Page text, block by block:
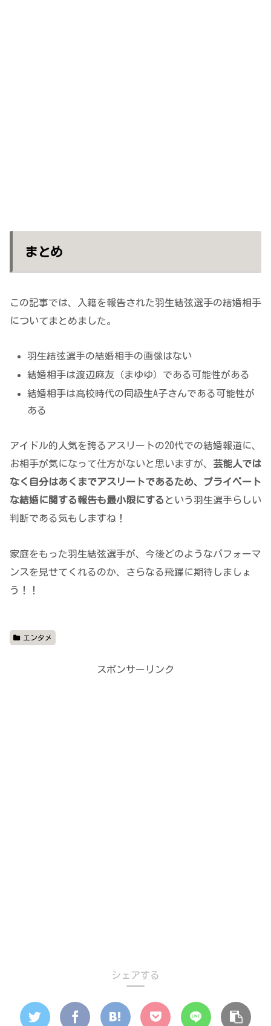
まとめ
この記事では、入籍を報告された羽生結弦選手の結婚相手
についてまとめました。
羽生結弦選手の結婚相手の画像はない
結婚相手は渡辺麻友（まゆゆ）である可能性がある
結婚相手は高校時代の同級生A子さんである可能性が
ある
アイドル的人気を誇るアスリートの20代での結婚報道に、
お相手が気になって仕方がないと思いますが、 芸能人では
なく自分はあくまでアスリートであるため、プライベート
な結婚に関する報告も最小限にする という羽生選手らしい
判断である気もしますね！
家庭をもった羽生結弦選手が、今後どのようなパフォーマ
ンスを見せてくれるのか、さらなる飛躍に期待しましょ
う！！
エンタメ
スポンサーリンク
シェアする